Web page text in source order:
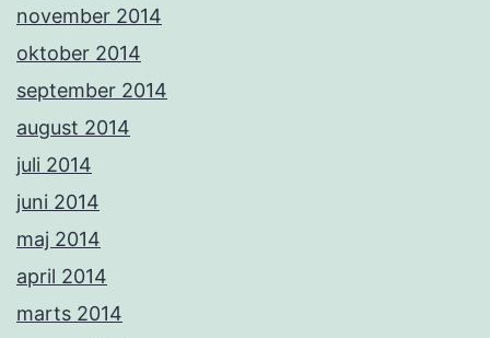
november 2014
oktober 2014
september 2014
august 2014
juli 2014
juni 2014
maj 2014
april 2014
marts 2014